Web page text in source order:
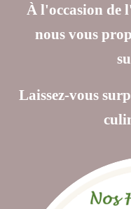
À l'occasion de
nous vous
Laissez-vous